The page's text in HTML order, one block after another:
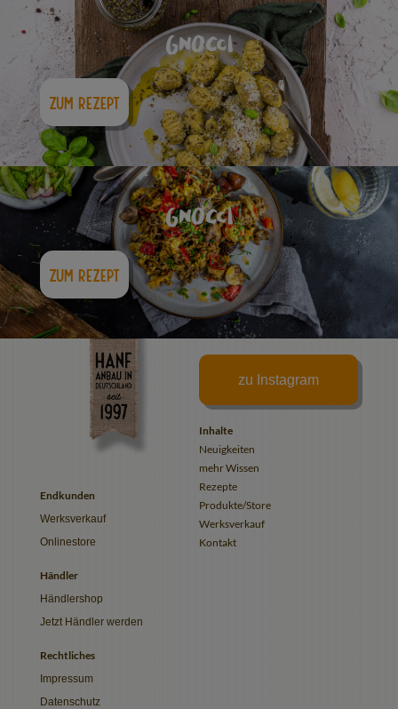
gnocci
zum Rezept
gnocci
zum Rezept
Endkunden
Werksverkauf
Onlinestore
Händler
Händlershop
Jetzt Händler werden
Rechtliches
Impressum
Datenschutz
zu Instagram
Inhalte
Neuigkeiten
mehr Wissen
Rezepte
Produkte/Store
Werksverkauf
Kontakt